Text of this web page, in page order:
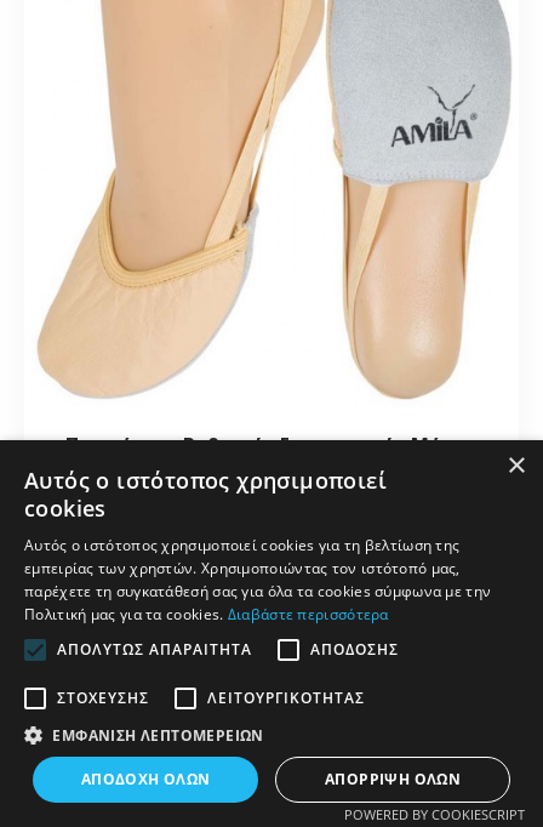
Εξαντλημένο
48373
Παπούτσια Ρυθμικής Γυμναστικής Μύτης
Δερμάτινα Μπεζ, Νο36
7,00€
ΦΊΛΤΡΑ
×
Αυτός ο ιστότοπος χρησιμοποιεί
cookies
Αυτός ο ιστότοπος χρησιμοποιεί cookies για τη βελτίωση της
εμπειρίας των χρηστών. Χρησιμοποιώντας τον ιστότοπό μας,
παρέχετε τη συγκατάθεσή σας για όλα τα cookies σύμφωνα με την
Πολιτική μας για τα cookies. Διαβάστε περισσότερα
ΑΠΟΛΎΤΩΣ ΑΠΑΡΑΊΤΗΤΑ
ΑΠΌΔΟΣΗΣ
ΣΤΌΧΕΥΣΗΣ
ΛΕΙΤΟΥΡΓΙΚΌΤΗΤΑΣ
ΕΜΦΆΝΙΣΗ ΛΕΠΤΟΜΕΡΕΙΏΝ
ΑΠΟΔΟΧΉ ΌΛΩΝ ΑΠΌΡΡΙΨΗ ΌΛΩΝ
POWERED BY COOKIESCRIPT